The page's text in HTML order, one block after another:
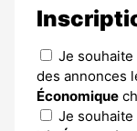
Je
des annonces
Économique
Je